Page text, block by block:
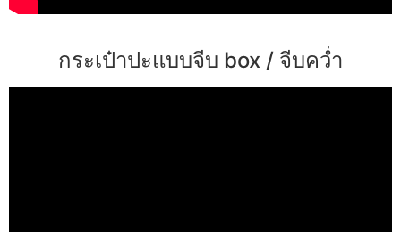
กระเป๋าปะแบบจีบ box / จีบคว่ำ